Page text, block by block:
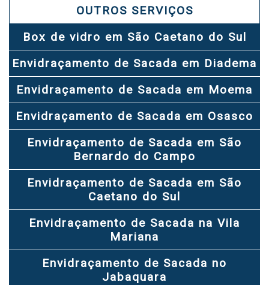
OUTROS SERVIÇOS
Box de vidro em São Caetano do Sul
Envidraçamento de Sacada em Diadema
Envidraçamento de Sacada em Moema
Envidraçamento de Sacada em Osasco
Envidraçamento de Sacada em São
Bernardo do Campo
Envidraçamento de Sacada em São
Caetano do Sul
Envidraçamento de Sacada na Vila
Mariana
Envidraçamento de Sacada no
Jabaquara